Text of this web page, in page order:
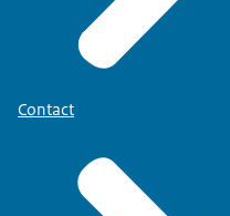
Contact